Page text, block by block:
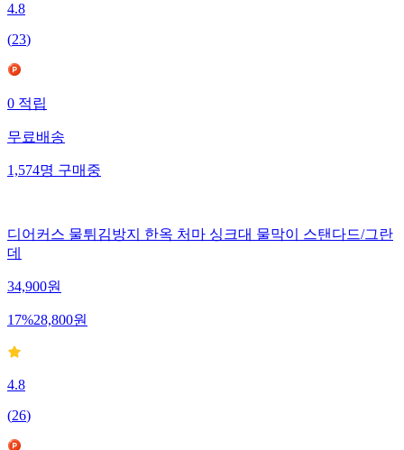
4.8
(23)
0 적립
무료배송
1,574명 구매중
디어커스 물튀김방지 한옥 처마 싱크대 물막이 스탠다드/그란
데
34,900원
17%28,800원
4.8
(26)